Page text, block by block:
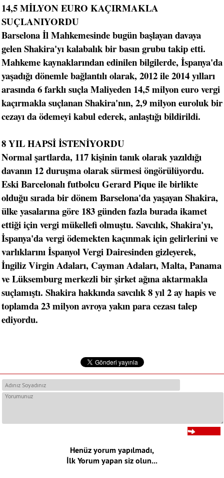
14,5 MİLYON EURO KAÇIRMAKLA
SUÇLANIYORDU
Barselona İl Mahkemesinde bugün başlayan davaya
gelen Shakira'yı kalabalık bir basın grubu takip etti.
Mahkeme kaynaklarından edinilen bilgilerde, İspanya'da
yaşadığı dönemle bağlantılı olarak, 2012 ile 2014 yılları
arasında 6 farklı suçla Maliyeden 14,5 milyon euro vergi
kaçırmakla suçlanan Shakira'nın, 2,9 milyon euroluk bir
cezayı da ödemeyi kabul ederek, anlaştığı bildirildi.
8 YIL HAPSİ İSTENİYORDU
Normal şartlarda, 117 kişinin tanık olarak yazıldığı
davanın 12 duruşma olarak sürmesi öngörülüyordu.
Eski Barcelonalı futbolcu Gerard Pique ile birlikte
olduğu sırada bir dönem Barselona'da yaşayan Shakira,
ülke yasalarına göre 183 günden fazla burada ikamet
ettiği için vergi mükellefi olmuştu. Savcılık, Shakira'yı,
İspanya'da vergi ödemekten kaçınmak için gelirlerini ve
varlıklarını İspanyol Vergi Dairesinden gizleyerek,
İngiliz Virgin Adaları, Cayman Adaları, Malta, Panama
ve Lüksemburg merkezli bir şirket ağına aktarmakla
suçlamıştı. Shakira hakkında savcılık 8 yıl 2 ay hapis ve
toplamda 23 milyon avroya yakın para cezası talep
ediyordu.
Henüz yorum yapılmadı,
İlk Yorum yapan siz olun...